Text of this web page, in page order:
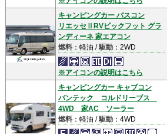
キャンピングカー バスコン
リエッセⅡRVビックフット グラ
ンディーネ 家エアコン
燃料：軽油 /駆動：2WD
※アイコンの説明はこちら
キャンピングカー キャブコン
バンテック コルドリーブス
4WD 家AC ソーラー
燃料：軽油 /駆動：4WD